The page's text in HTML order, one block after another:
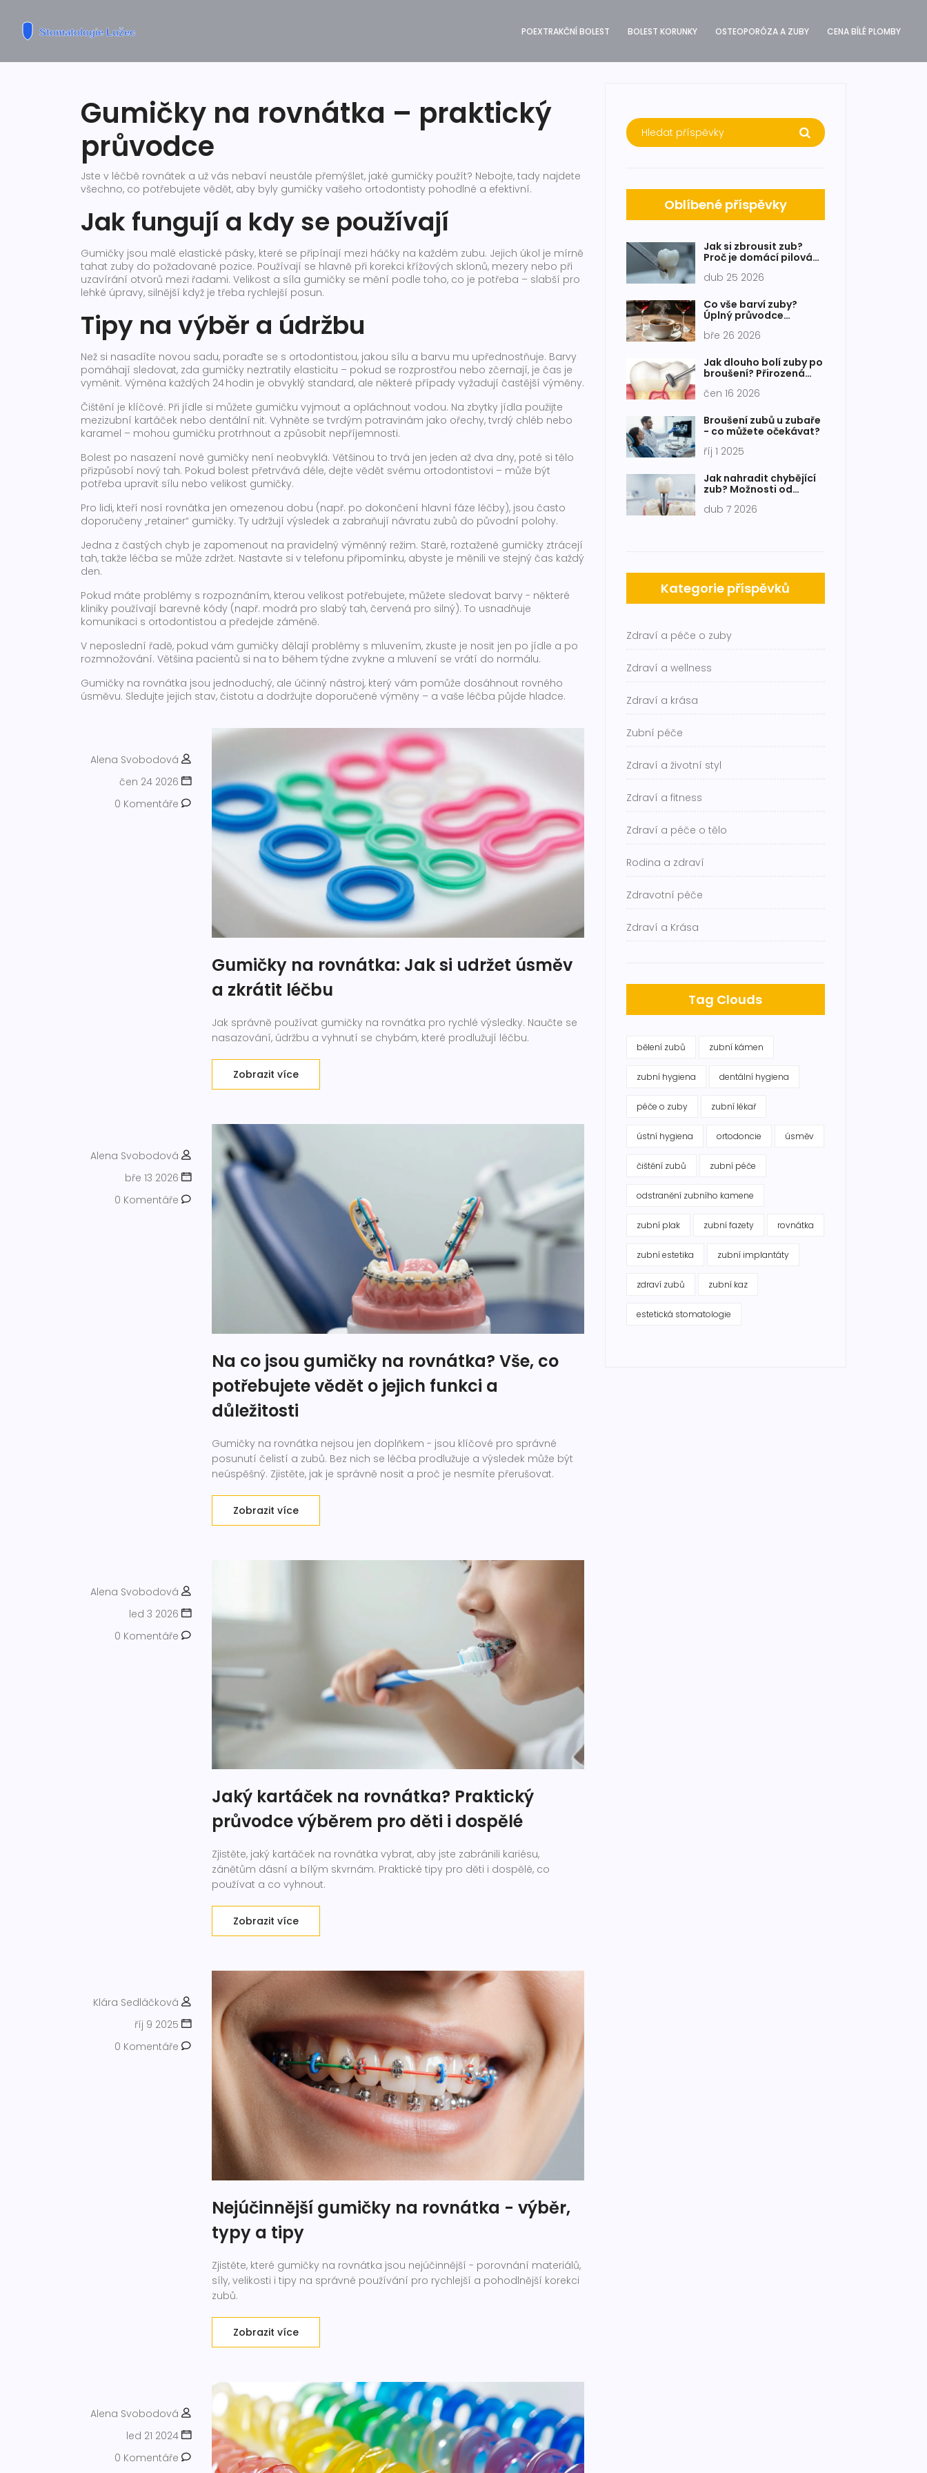
POEXTRAKČNÍ BOLEST BOLEST KORUNKY OSTEOPORÓZA A ZUBY CENA BÍLÉ PLOMBY
Gumičky na rovnátka – praktický
průvodce
Jste v léčbě rovnátek a už vás nebaví neustále přemýšlet, jaké gumičky použít? Nebojte, tady najdete
všechno, co potřebujete vědět, aby byly gumičky vašeho ortodontisty pohodlné a efektivní.
Jak fungují a kdy se používají
Gumičky jsou malé elastické pásky, které se připínají mezi háčky na každém zubu. Jejich úkol je mírně
tahat zuby do požadované pozice. Používají se hlavně při korekci křížových sklonů, mezery nebo při
uzavírání otvorů mezi řadami. Velikost a síla gumičky se mění podle toho, co je potřeba – slabší pro
lehké úpravy, silnější když je třeba rychlejší posun.
Tipy na výběr a údržbu
Než si nasadíte novou sadu, poraďte se s ortodontistou, jakou sílu a barvu mu upřednostňuje. Barvy
pomáhají sledovat, zda gumičky neztratily elasticitu – pokud se rozprostřou nebo zčernají, je čas je
vyměnit. Výměna každých 24 hodin je obvyklý standard, ale některé případy vyžadují častější výměny.
Čištění je klíčové. Při jídle si můžete gumičku vyjmout a opláchnout vodou. Na zbytky jídla použijte
mezizubní kartáček nebo dentální nit. Vyhněte se tvrdým potravinám jako ořechy, tvrdý chléb nebo
karamel – mohou gumičku protrhnout a způsobit nepříjemnosti.
Bolest po nasazení nové gumičky není neobvyklá. Většinou to trvá jen jeden až dva dny, poté si tělo
přizpůsobí nový tah. Pokud bolest přetrvává déle, dejte vědět svému ortodontistovi – může být
potřeba upravit sílu nebo velikost gumičky.
Pro lidi, kteří nosí rovnátka jen omezenou dobu (např. po dokončení hlavní fáze léčby), jsou často
doporučeny „retainer“ gumičky. Ty udržují výsledek a zabraňují návratu zubů do původní polohy.
Jedna z častých chyb je zapomenout na pravidelný výměnný režim. Staré, roztažené gumičky ztrácejí
tah, takže léčba se může zdržet. Nastavte si v telefonu připomínku, abyste je měnili ve stejný čas každý
den.
Pokud máte problémy s rozpoznáním, kterou velikost potřebujete, můžete sledovat barvy - některé
kliniky používají barevné kódy (např. modrá pro slabý tah, červená pro silný). To usnadňuje
komunikaci s ortodontistou a předejde záměně.
V neposlední řadě, pokud vám gumičky dělají problémy s mluvením, zkuste je nosit jen po jídle a po
rozmnožování. Většina pacientů si na to během týdne zvykne a mluvení se vrátí do normálu.
Gumičky na rovnátka jsou jednoduchý, ale účinný nástroj, který vám pomůže dosáhnout rovného
úsměvu. Sledujte jejich stav, čistotu a dodržujte doporučené výměny – a vaše léčba půjde hladce.
Alena Svobodová
čen 24 2026
0 Komentáře
Gumičky na rovnátka: Jak si udržet úsměv
a zkrátit léčbu
Jak správně používat gumičky na rovnátka pro rychlé výsledky. Naučte se
nasazování, údržbu a vyhnutí se chybám, které prodlužují léčbu.
Zobrazit více
Alena Svobodová
bře 13 2026
0 Komentáře
Na co jsou gumičky na rovnátka? Vše, co
potřebujete vědět o jejich funkci a
důležitosti
Gumičky na rovnátka nejsou jen doplňkem - jsou klíčové pro správné
posunutí čelistí a zubů. Bez nich se léčba prodlužuje a výsledek může být
neúspěšný. Zjistěte, jak je správně nosit a proč je nesmíte přerušovat.
Zobrazit více
Alena Svobodová
led 3 2026
0 Komentáře
Jaký kartáček na rovnátka? Praktický
průvodce výběrem pro děti i dospělé
Zjistěte, jaký kartáček na rovnátka vybrat, aby jste zabránili kariésu,
zánětům dásní a bílým skvrnám. Praktické tipy pro děti i dospělé, co
používat a co vyhnout.
Zobrazit více
Klára Sedláčková
říj 9 2025
0 Komentáře
Nejúčinnější gumičky na rovnátka - výběr,
typy a tipy
Zjistěte, které gumičky na rovnátka jsou nejúčinnější - porovnání materiálů,
síly, velikosti i tipy na správné používání pro rychlejší a pohodlnější korekci
zubů.
Zobrazit více
Alena Svobodová
led 21 2024
0 Komentáře
Oblíbené příspěvky
Jak si zbrousit zub?
Proč je domácí pilování
místo toho
dub 25 2026
Co vše barví zuby?
Úplný průvodce
bělení
bře 26 2026
Jak dlouho bolí zuby po
broušení? Přirozená
jí bránit
čen 16 2026
Broušení zubů u zubaře
- co můžete očekávat?
říj 1 2025
Jak nahradit chybějící
zub? Možnosti od
kompozitní inlay
dub 7 2026
Kategorie příspěvků
Zdraví a péče o zuby
Zdraví a wellness
Zdraví a krása
Zubní péče
Zdraví a životní styl
Zdraví a fitness
Zdraví a péče o tělo
Rodina a zdraví
Zdravotní péče
Zdraví a Krása
Tag Clouds
bělení zubů zubní kámen
zubní hygiena dentální hygiena
péče o zuby zubní lékař
ústní hygiena ortodoncie úsměv
čištění zubů zubní péče
odstranění zubního kamene
zubní plak zubní fazety rovnátka
zubní estetika zubní implantáty
zdraví zubů zubní kaz
estetická stomatologie